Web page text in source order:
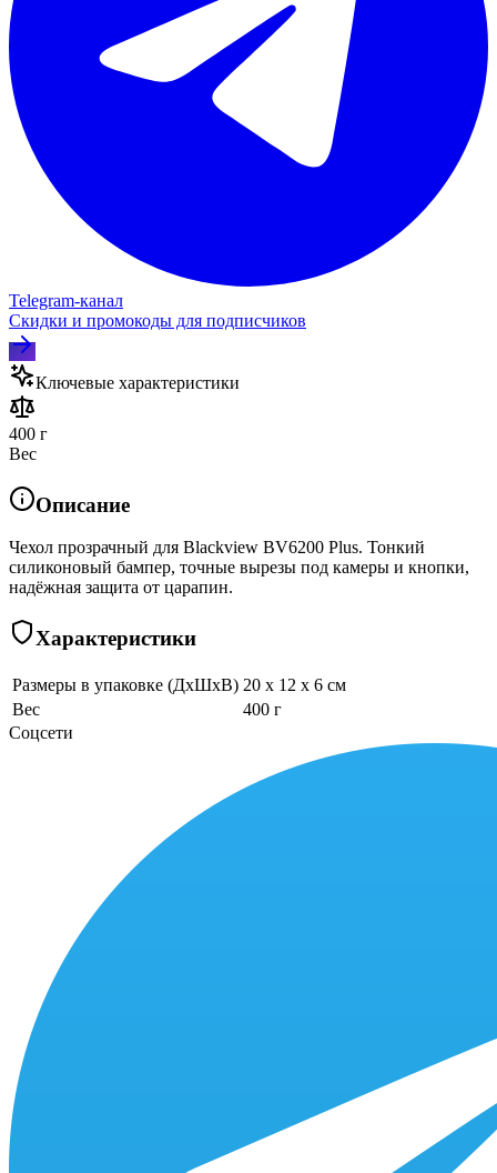
Telegram‑канал
Скидки и промокоды для подписчиков
Ключевые характеристики
400 г
Вес
Описание
Чехол прозрачный для Blackview BV6200 Plus. Тонкий
силиконовый бампер, точные вырезы под камеры и кнопки,
надёжная защита от царапин.
Характеристики
Размеры в упаковке (ДхШхВ) 20 x 12 x 6 см
Вес
400 г
Соцсети